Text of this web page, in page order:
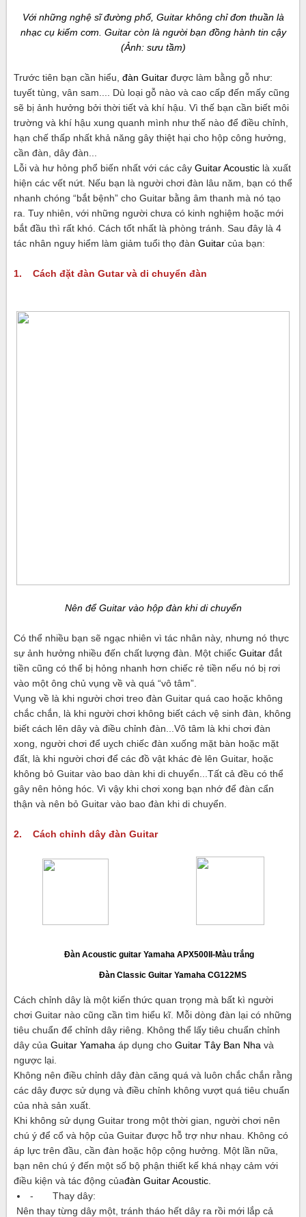
Với những nghệ sĩ đường phố, Guitar không chỉ đơn thuần là
nhạc cụ kiếm cơm. Guitar còn là người bạn đồng hành tin cậy
(Ảnh: sưu tầm)
Trước tiên bạn cần hiểu, đàn Guitar được làm bằng gỗ như:
tuyết tùng, vân sam.... Dù loại gỗ nào và cao cấp đến mấy cũng
sẽ bị ảnh hưởng bởi thời tiết và khí hậu. Vì thế bạn cần biết môi
trường và khí hậu xung quanh mình như thế nào để điều chỉnh,
hạn chế thấp nhất khả năng gây thiệt hại cho hộp công hưởng,
cần đàn, dây đàn...
Lỗi và hư hỏng phổ biến nhất với các cây Guitar Acoustic là xuất
hiện các vết nứt. Nếu bạn là người chơi đàn lâu năm, bạn có thể
nhanh chóng “bắt bệnh” cho Guitar bằng âm thanh mà nó tạo
ra. Tuy nhiên, với những người chưa có kinh nghiệm hoặc mới
bắt đầu thì rất khó. Cách tốt nhất là phòng tránh. Sau đây là 4
tác nhân nguy hiểm làm giảm tuổi thọ đàn Guitar của bạn:
1. Cách đặt đàn Gutar và di chuyển đàn
Nên để Guitar vào hộp đàn khi di chuyển
Có thể nhiều bạn sẽ ngạc nhiên vì tác nhân này, nhưng nó thực
sự ảnh hưởng nhiều đến chất lượng đàn. Một chiếc Guitar đắt
tiền cũng có thể bị hỏng nhanh hơn chiếc rẻ tiền nếu nó bị rơi
vào một ông chủ vụng về và quá “vô tâm”.
Vụng về là khi người chơi treo đàn Guitar quá cao hoặc không
chắc chắn, là khi người chơi không biết cách vệ sinh đàn, không
biết cách lên dây và điều chỉnh đàn...Vô tâm là khi chơi đàn
xong, người chơi để uỵch chiếc đàn xuống mặt bàn hoặc mặt
đất, là khi người chơi để các đồ vật khác đè lên Guitar, hoặc
không bỏ Guitar vào bao dàn khi di chuyển...Tất cả đều có thể
gây nên hỏng hóc. Vì vậy khi chơi xong bạn nhớ để đàn cẩn
thận và nên bỏ Guitar vào bao đàn khi di chuyển.
2. Cách chỉnh dây đàn Guitar
Đàn Acoustic guitar Yamaha APX500II-Màu trắng
Đàn Classic Guitar Yamaha CG122MS
Cách chỉnh dây là một kiến thức quan trọng mà bất kì người
chơi Guitar nào cũng cần tìm hiểu kĩ. Mỗi dòng đàn lại có những
tiêu chuẩn để chỉnh dây riêng. Không thể lấy tiêu chuẩn chỉnh
dây của Guitar Yamaha áp dụng cho Guitar Tây Ban Nha và
ngược lại.
Không nên điều chỉnh dây đàn căng quá và luôn chắc chắn rằng
các dây được sử dụng và điều chỉnh không vượt quá tiêu chuẩn
của nhà sản xuất.
Khi không sử dụng Guitar trong một thời gian, người chơi nên
chú ý để cổ và hộp của Guitar được hỗ trợ như nhau. Không có
áp lực trên đầu, cần đàn hoặc hộp cộng hưởng. Một lần nữa,
bạn nên chú ý đến một số bộ phận thiết kế khá nhạy cảm với
điều kiện và tác động củađàn Guitar Acoustic.
- Thay dây:
Nên thay từng dây một, tránh tháo hết dây ra rồi mới lắp cả